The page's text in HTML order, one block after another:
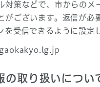
対策などで、市からのメ
がございます。返信が必
を受信できるように設定
の取り扱いについ